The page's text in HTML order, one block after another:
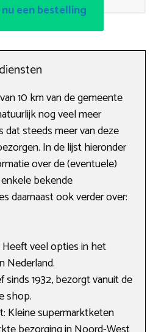
een bestelling
10 km van de gemeente
nog veel meer
dat steeds meer van deze
In de lijst hieronder
over de (eventuele)
bekende
daarnaast ook verder over:
veel opties in het
Nederland.
sinds 1932, bezorgt vanuit de
shop.
Kleine supermarktketen